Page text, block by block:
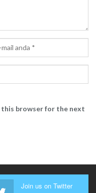
this browser for the next
Join us on Twitter